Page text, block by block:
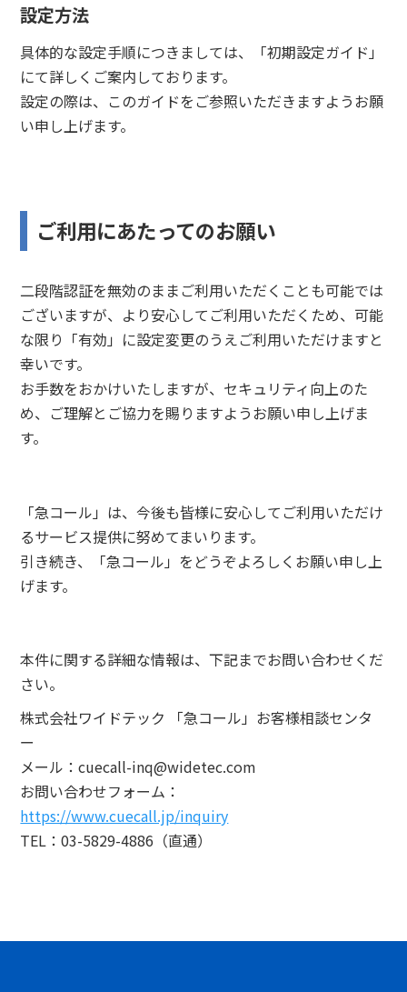
設定方法
具体的な設定手順につきましては、「初期設定ガイド」
にて詳しくご案内しております。
設定の際は、このガイドをご参照いただきますようお願
い申し上げます。
ご利用にあたってのお願い
二段階認証を無効のままご利用いただくことも可能では
ございますが、より安心してご利用いただくため、可能
な限り「有効」に設定変更のうえご利用いただけますと
幸いです。
お手数をおかけいたしますが、セキュリティ向上のた
め、ご理解とご協力を賜りますようお願い申し上げま
す。
「急コール」は、今後も皆様に安心してご利用いただけ
るサービス提供に努めてまいります。
引き続き、「急コール」をどうぞよろしくお願い申し上
げます。
本件に関する詳細な情報は、下記までお問い合わせくだ
さい。
株式会社ワイドテック 「急コール」お客様相談センタ
ー
メール：cuecall-inq@widetec.com
お問い合わせフォーム：
https://www.cuecall.jp/inquiry
TEL：03-5829-4886（直通）